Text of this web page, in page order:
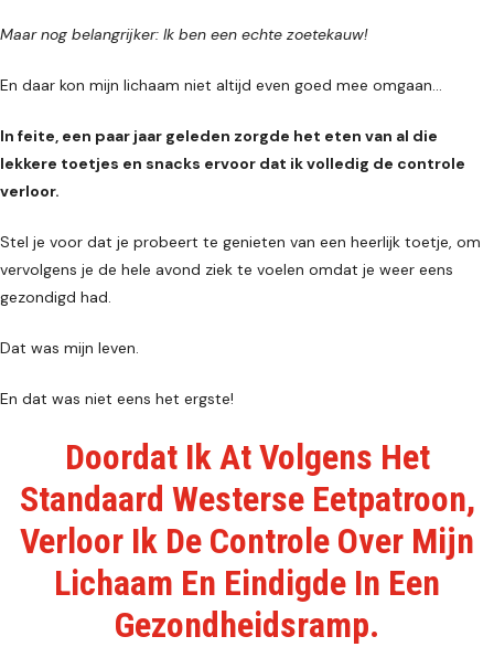
Maar nog belangrijker: Ik ben een echte zoetekauw!
En daar kon mijn lichaam niet altijd even goed mee omgaan...
In feite, een paar jaar geleden zorgde het eten van al die
lekkere toetjes en snacks ervoor dat ik volledig de controle
verloor.
Stel je voor dat je probeert te genieten van een heerlijk toetje, om
vervolgens je de hele avond ziek te voelen omdat je weer eens
gezondigd had.
Dat was mijn leven.
En dat was niet eens het ergste!
Doordat Ik At Volgens Het
Standaard Westerse Eetpatroon,
Verloor Ik De Controle Over Mijn
Lichaam En Eindigde In Een
Gezondheidsramp.